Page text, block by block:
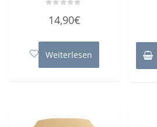
mit
5
14,90€
Weiterlesen